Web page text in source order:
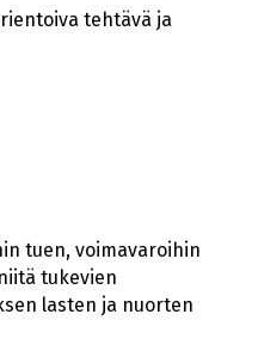
tehtävä ja
tuen, voimavaroihin
tukevien
lasten ja nuorten